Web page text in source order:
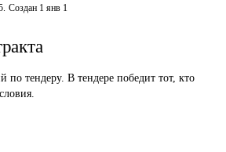
. Создан 1 янв 1
по тендеру. В тендере победит тот, кто